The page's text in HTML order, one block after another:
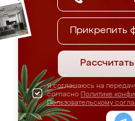
Прикрепить
Я соглашаюсь на
согласно Политике
Пользовательскому